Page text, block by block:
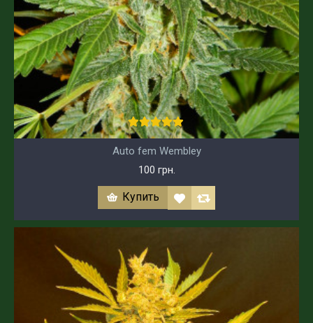
Auto fem Wembley
100 грн.
Купить